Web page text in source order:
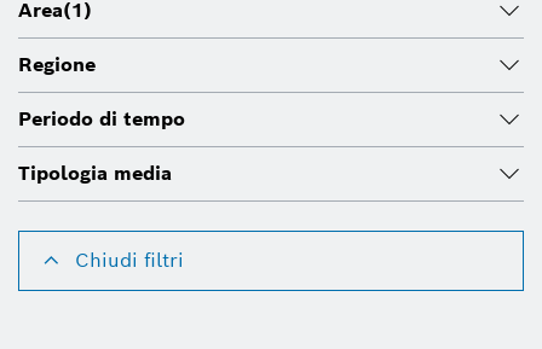
Area(1)
Regione
Periodo di tempo
Tipologia media
Chiudi filtri